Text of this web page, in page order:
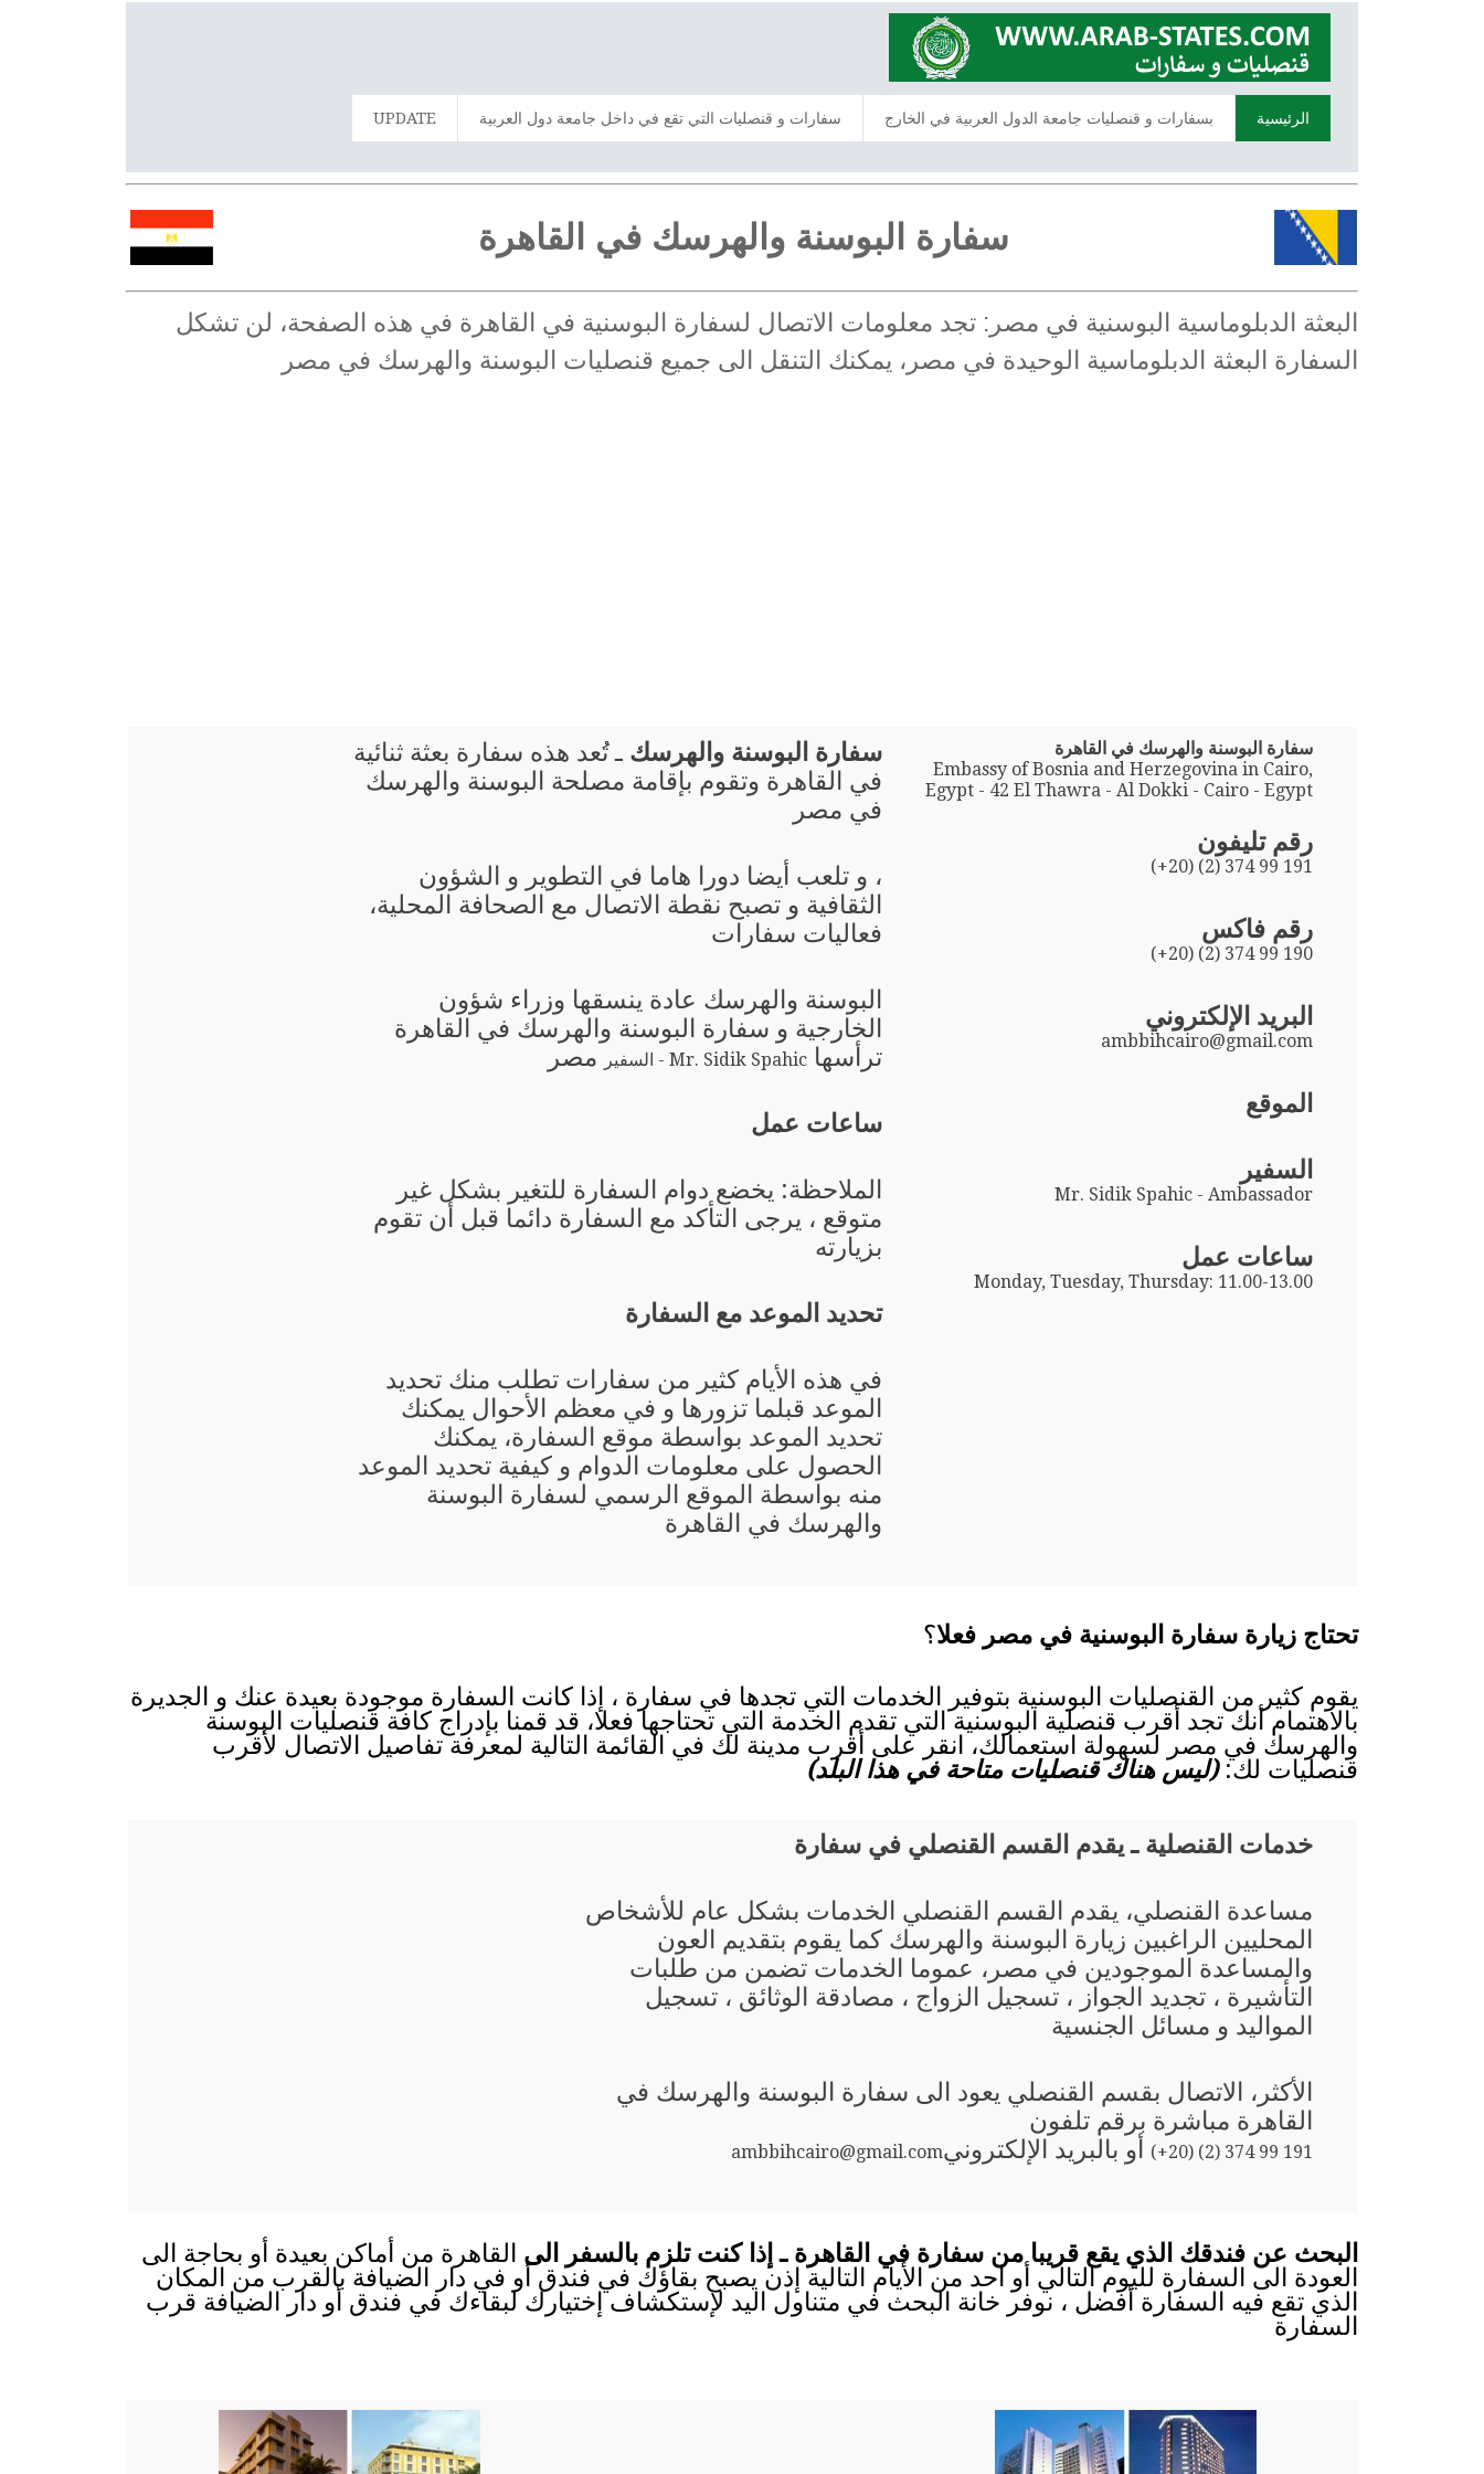
الرئيسية بسفارات و قنصليات جامعة الدول العربية في الخارج سفارات و قنصليات التي تقع في داخل جامعة دول العربية UPDATE
سفارة البوسنة والهرسك في القاهرة
البعثة الدبلوماسية البوسنية في مصر: تجد معلومات الاتصال لسفارة البوسنية في القاهرة في هذه الصفحة، لن تشكل
السفارة البعثة الدبلوماسية الوحيدة في مصر، يمكنك التنقل الى جميع قنصليات البوسنة والهرسك في مصر
سفارة البوسنة والهرسك في القاهرة
Embassy of Bosnia and Herzegovina in Cairo,
Egypt - 42 El Thawra - Al Dokki - Cairo - Egypt
رقم تليفون
(+20) (2) 374 99 191
رقم فاكس
(+20) (2) 374 99 190
البريد الإلكتروني
ambbihcairo@gmail.com
الموقع
السفير
Mr. Sidik Spahic - Ambassador
ساعات عمل
Monday, Tuesday, Thursday: 11.00-13.00
سفارة البوسنة والهرسك ـ تُعد هذه سفارة بعثة ثنائية
في القاهرة وتقوم بإقامة مصلحة البوسنة والهرسك
في مصر
، و تلعب أيضا دورا هاما في التطوير و الشؤون
الثقافية و تصبح نقطة الاتصال مع الصحافة المحلية،
فعاليات سفارات
البوسنة والهرسك عادة ينسقها وزراء شؤون
الخارجية و سفارة البوسنة والهرسك في القاهرة
ترأسها Mr. Sidik Spahic - السفير مصر
ساعات عمل
الملاحظة: يخضع دوام السفارة للتغير بشكل غير
متوقع ، يرجى التأكد مع السفارة دائما قبل أن تقوم
بزيارته
تحديد الموعد مع السفارة
في هذه الأيام كثير من سفارات تطلب منك تحديد
الموعد قبلما تزورها و في معظم الأحوال يمكنك
تحديد الموعد بواسطة موقع السفارة، يمكنك
الحصول على معلومات الدوام و كيفية تحديد الموعد
منه بواسطة الموقع الرسمي لسفارة البوسنة
والهرسك في القاهرة
تحتاج زيارة سفارة البوسنية في مصر فعلا؟
يقوم كثير من القنصليات البوسنية بتوفير الخدمات التي تجدها في سفارة ، إذا كانت السفارة موجودة بعيدة عنك و الجديرة
بالاهتمام أنك تجد أقرب قنصلية البوسنية التي تقدم الخدمة التي تحتاجها فعلا، قد قمنا بإدراج كافة قنصليات البوسنة
والهرسك في مصر لسهولة استعمالك، انقر على أقرب مدينة لك في القائمة التالية لمعرفة تفاصيل الاتصال لأقرب
قنصليات لك:(ليس هناك قنصليات متاحة في هذا البلد)
خدمات القنصلية ـ يقدم القسم القنصلي في سفارة
مساعدة القنصلي، يقدم القسم القنصلي الخدمات بشكل عام للأشخاص
المحليين الراغبين زيارة البوسنة والهرسك كما يقوم بتقديم العون
والمساعدة الموجودين في مصر، عموما الخدمات تضمن من طلبات
التأشيرة ، تجديد الجواز ، تسجيل الزواج ، مصادقة الوثائق ، تسجيل
المواليد و مسائل الجنسية
الأكثر، الاتصال بقسم القنصلي يعود الى سفارة البوسنة والهرسك في
القاهرة مباشرة برقم تلفون
(+20) (2) 374 99 191 أو بالبريد الإلكترونيambbihcairo@gmail.com
البحث عن فندقك الذي يقع قريبا من سفارة في القاهرة ـ إذا كنت تلزم بالسفر الى القاهرة من أماكن بعيدة أو بحاجة الى
العودة الى السفارة لليوم التالي أو احد من الأيام التالية إذن يصبح بقاؤك في فندق أو في دار الضيافة بالقرب من المكان
الذي تقع فيه السفارة أفضل ، نوفر خانة البحث في متناول اليد لإستكشاف إختيارك لبقاءك في فندق أو دار الضيافة قرب
السفارة